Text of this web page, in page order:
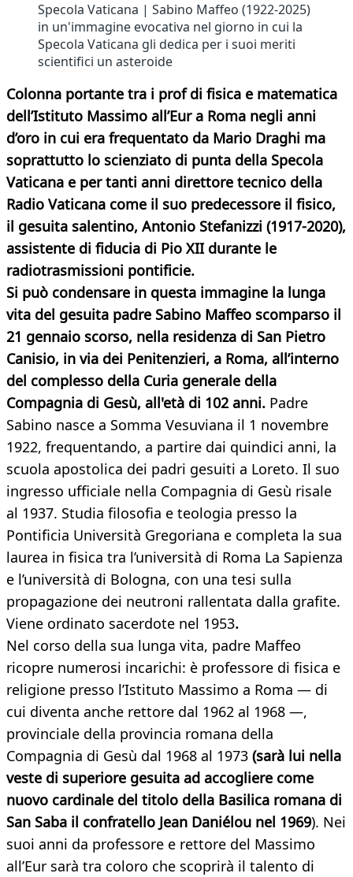
Specola Vaticana | Sabino Maffeo (1922-2025)
in un'immagine evocativa nel giorno in cui la
Specola Vaticana gli dedica per i suoi meriti
scientifici un asteroide
Colonna portante tra i prof di fisica e matematica
dell’Istituto Massimo all’Eur a Roma negli anni
d’oro in cui era frequentato da Mario Draghi ma
soprattutto lo scienziato di punta della Specola
Vaticana e per tanti anni direttore tecnico della
Radio Vaticana come il suo predecessore il fisico,
il gesuita salentino, Antonio Stefanizzi (1917-2020),
assistente di fiducia di Pio XII durante le
radiotrasmissioni pontificie.
Si può condensare in questa immagine la lunga
vita del gesuita padre Sabino Maffeo scomparso il
21 gennaio scorso, nella residenza di San Pietro
Canisio, in via dei Penitenzieri, a Roma, all’interno
del complesso della Curia generale della
Compagnia di Gesù, all'età di 102 anni. Padre
Sabino nasce a Somma Vesuviana il 1 novembre
1922, frequentando, a partire dai quindici anni, la
scuola apostolica dei padri gesuiti a Loreto. Il suo
ingresso ufficiale nella Compagnia di Gesù risale
al 1937. Studia filosofia e teologia presso la
Pontificia Università Gregoriana e completa la sua
laurea in fisica tra l’università di Roma La Sapienza
e l’università di Bologna, con una tesi sulla
propagazione dei neutroni rallentata dalla grafite.
Viene ordinato sacerdote nel 1953.
Nel corso della sua lunga vita, padre Maffeo
ricopre numerosi incarichi: è professore di fisica e
religione presso l’Istituto Massimo a Roma — di
cui diventa anche rettore dal 1962 al 1968 —,
provinciale della provincia romana della
Compagnia di Gesù dal 1968 al 1973 (sarà lui nella
veste di superiore gesuita ad accogliere come
nuovo cardinale del titolo della Basilica romana di
San Saba il confratello Jean Daniélou nel 1969). Nei
suoi anni da professore e rettore del Massimo
all’Eur sarà tra coloro che scoprirà il talento di